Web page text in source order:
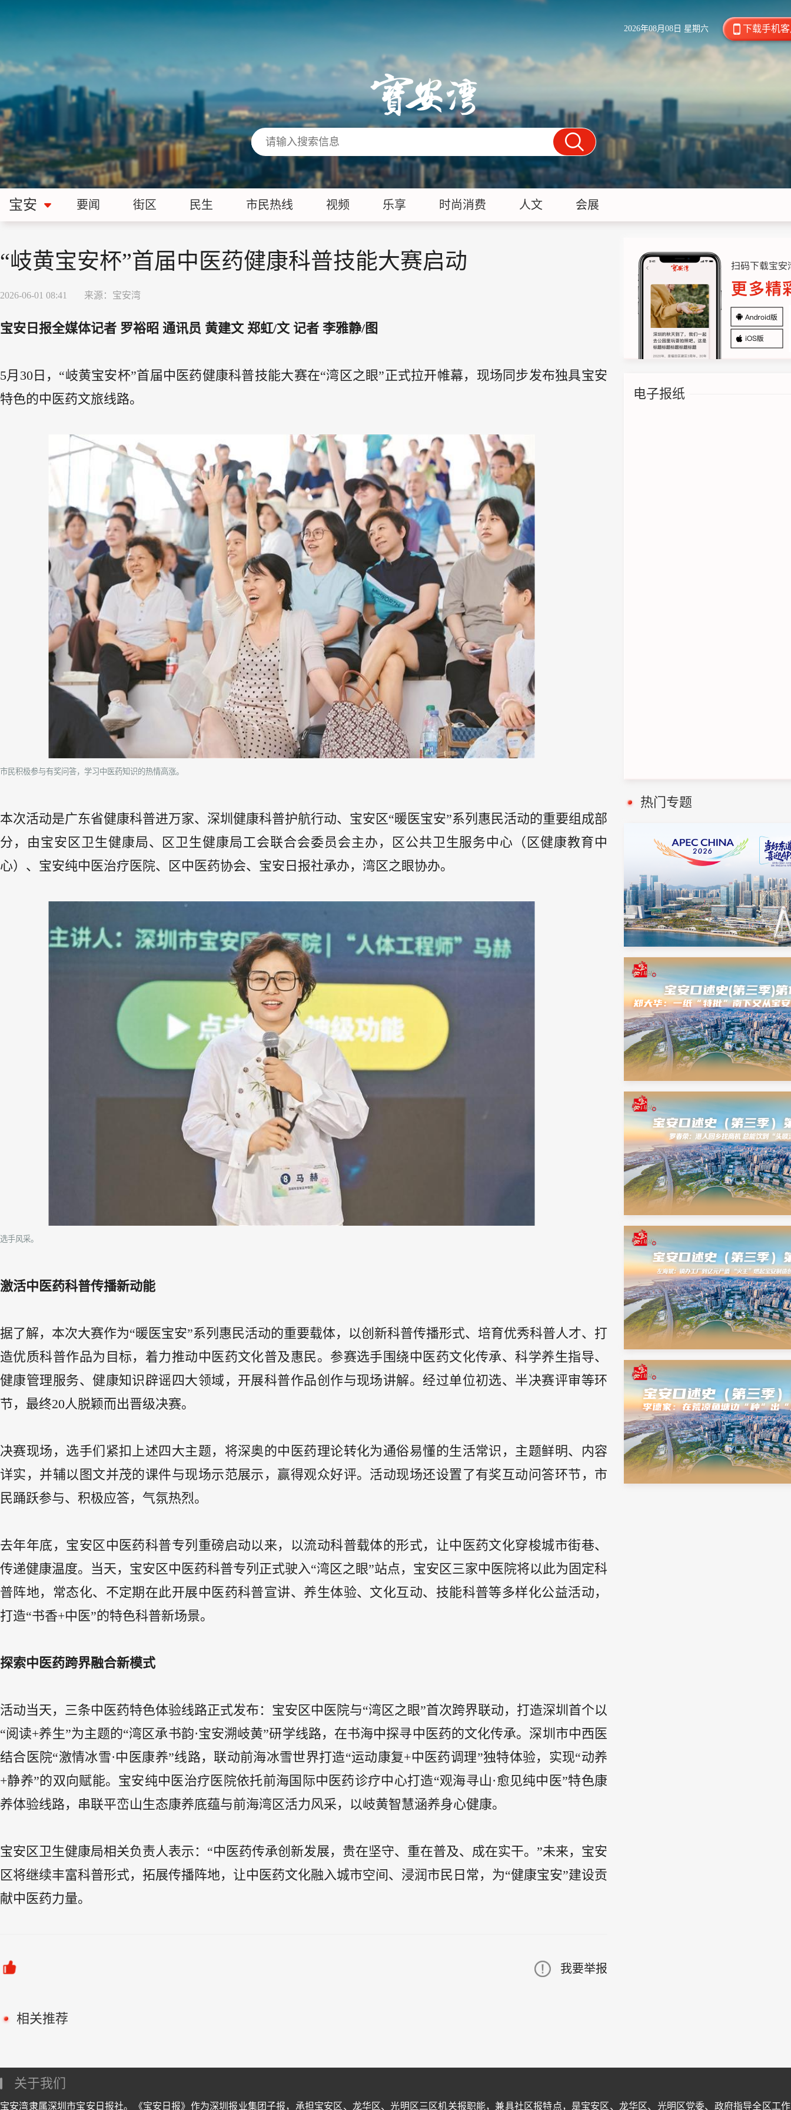
2026年08月08日 星期六 下载手机
宝安 要闻 街区 民生 市民热线 视频 乐享 时尚消费 人文 会展
“岐黄宝安杯”首届中医药健康科普技能大赛启动
2026-06-01 08:41 来源： 宝安湾
宝安日报全媒体记者 罗裕昭 通讯员 黄建文 郑虹/文 记者 李雅静/图
5月30日，“岐黄宝安杯”首届中医药健康科普技能大赛在“湾区之眼”正式拉开帷幕，现场同步发布独具宝安
特色的中医药文旅线路。
市民积极参与有奖问答，学习中医药知识的热情高涨。
本次活动是广东省健康科普进万家、深圳健康科普护航行动、宝安区“暖医宝安”系列惠民活动的重要组成部
分，由宝安区卫生健康局、区卫生健康局工会联合会委员会主办，区公共卫生服务中心（区健康教育中
心）、宝安纯中医治疗医院、区中医药协会、宝安日报社承办，湾区之眼协办。
选手风采。
激活中医药科普传播新动能
据了解，本次大赛作为“暖医宝安”系列惠民活动的重要载体，以创新科普传播形式、培育优秀科普人才、打
造优质科普作品为目标，着力推动中医药文化普及惠民。参赛选手围绕中医药文化传承、科学养生指导、
健康管理服务、健康知识辟谣四大领域，开展科普作品创作与现场讲解。经过单位初选、半决赛评审等环
节，最终20人脱颖而出晋级决赛。
决赛现场，选手们紧扣上述四大主题，将深奥的中医药理论转化为通俗易懂的生活常识，主题鲜明、内容
详实，并辅以图文并茂的课件与现场示范展示，赢得观众好评。活动现场还设置了有奖互动问答环节，市
民踊跃参与、积极应答，气氛热烈。
去年年底，宝安区中医药科普专列重磅启动以来，以流动科普载体的形式，让中医药文化穿梭城市街巷、
传递健康温度。当天，宝安区中医药科普专列正式驶入“湾区之眼”站点，宝安区三家中医院将以此为固定科
普阵地，常态化、不定期在此开展中医药科普宣讲、养生体验、文化互动、技能科普等多样化公益活动，
打造“书香+中医”的特色科普新场景。
探索中医药跨界融合新模式
活动当天，三条中医药特色体验线路正式发布：宝安区中医院与“湾区之眼”首次跨界联动，打造深圳首个以
“阅读+养生”为主题的“湾区承书韵·宝安溯岐黄”研学线路，在书海中探寻中医药的文化传承。深圳市中西医
结合医院“激情冰雪·中医康养”线路，联动前海冰雪世界打造“运动康复+中医药调理”独特体验，实现“动养
+静养”的双向赋能。宝安纯中医治疗医院依托前海国际中医药诊疗中心打造“观海寻山·愈见纯中医”特色康
养体验线路，串联平峦山生态康养底蕴与前海湾区活力风采，以岐黄智慧涵养身心健康。
宝安区卫生健康局相关负责人表示：“中医药传承创新发展，贵在坚守、重在普及、成在实干。”未来，宝安
区将继续丰富科普形式，拓展传播阵地，让中医药文化融入城市空间、浸润市民日常，为“健康宝安”建设贡
献中医药力量。
我要举报
相关推荐
电子报纸
热门专题
关于我们
宝安湾隶属深圳市宝安日报社。《宝安日报》作为深圳报业集团子报，承担宝安区、龙华区、光明区三区机关报职能，兼具社区报特点，是宝安区、龙华区、光明区党委、政府指导全区工